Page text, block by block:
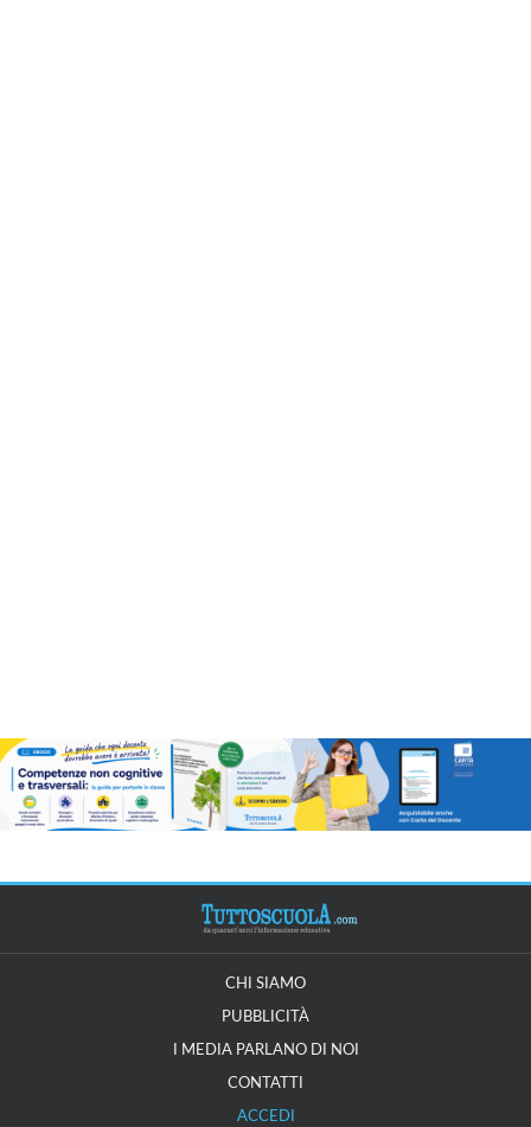
CHI SIAMO
PUBBLICITÀ
I MEDIA PARLANO DI NOI
CONTATTI
ACCEDI